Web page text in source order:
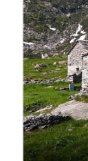
Commerciali
Industriali
Terreni
Prezzo